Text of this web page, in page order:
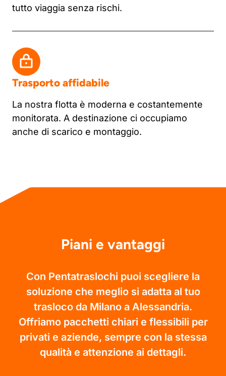
tutto viaggia senza rischi.
Trasporto affidabile
La nostra flotta è moderna e costantemente
monitorata. A destinazione ci occupiamo
anche di scarico e montaggio.
Piani e vantaggi
Con Pentatraslochi puoi scegliere la
soluzione che meglio si adatta al tuo
trasloco da Milano a Alessandria.
Offriamo pacchetti chiari e flessibili per
privati e aziende, sempre con la stessa
qualità e attenzione ai dettagli.